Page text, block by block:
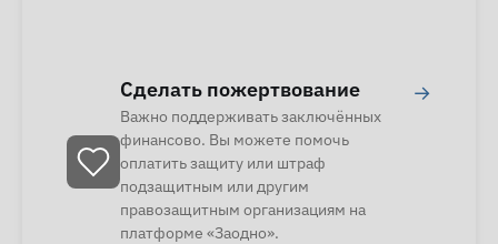
Сделать пожертвование
Важно поддерживать заключённых
финансово. Вы можете помочь
оплатить защиту или штраф
подзащитным или другим
правозащитным организациям на
платформе «Заодно».
→